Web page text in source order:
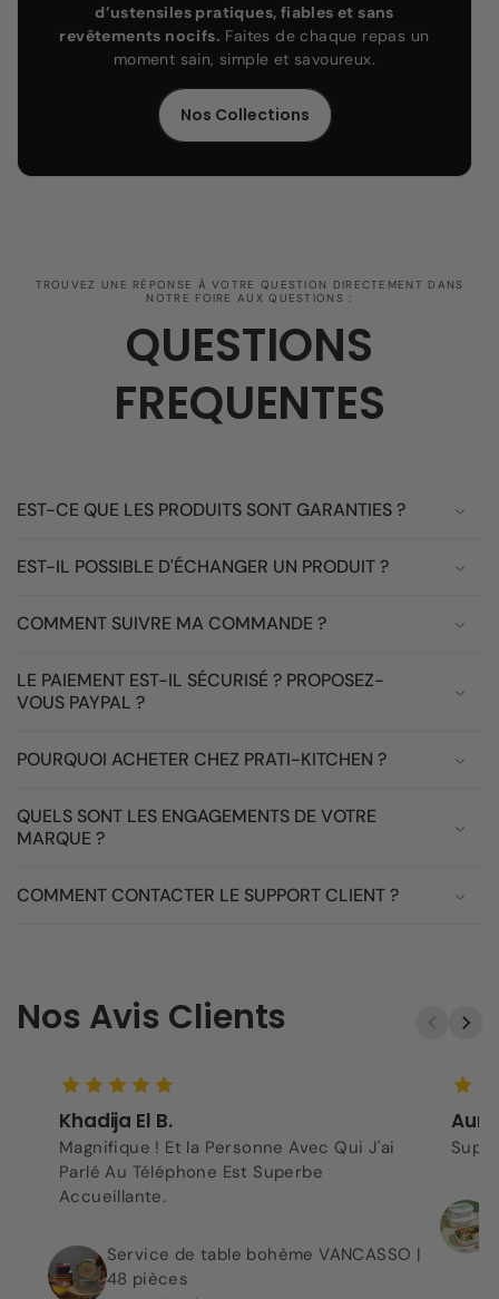
d’ustensiles pratiques, fiables et sans
revêtements nocifs. Faites de chaque repas un
moment sain, simple et savoureux.
Nos Collections
TROUVEZ UNE RÉPONSE À VOTRE QUESTION DIRECTEMENT DANS
NOTRE FOIRE AUX QUESTIONS :
QUESTIONS
FREQUENTES
EST-CE QUE LES PRODUITS SONT GARANTIES ?
EST-IL POSSIBLE D'ÉCHANGER UN PRODUIT ?
COMMENT SUIVRE MA COMMANDE ?
LE PAIEMENT EST-IL SÉCURISÉ ? PROPOSEZ-
VOUS PAYPAL ?
POURQUOI ACHETER CHEZ PRATI-KITCHEN ?
QUELS SONT LES ENGAGEMENTS DE VOTRE
MARQUE ?
COMMENT CONTACTER LE SUPPORT CLIENT ?
Nos Avis Clients
Khadija El B.
Magnifique ! Et la Personne Avec Qui J'ai
Parlé Au Téléphone Est Superbe
Accueillante.
Service de table bohème VANCASSO |
48 pièces